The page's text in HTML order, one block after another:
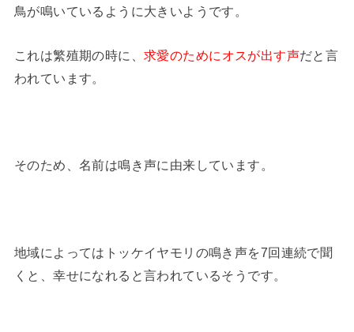
鳥が鳴いているように大きいようです。
これは繁殖期の時に、求愛のためにオスが出す声だと言
われています。
そのため、名前は鳴き声に由来しています。
地域によってはトッケイヤモリの鳴き声を7回連続で聞
くと、幸せになれると言われているそうです。